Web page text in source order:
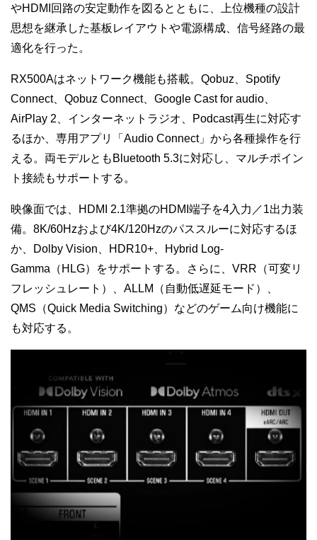
やHDMI回路の安定動作を図るとともに、上位機種の設計
思想を継承した基板レイアウトや電源構成、信号経路の最
適化を行った。
RX500Aはネットワーク機能も搭載。Qobuz、Spotify
Connect、Qobuz Connect、Google Cast for audio、
AirPlay 2、インターネットラジオ、Podcast再生に対応す
るほか、専用アプリ「Audio Connect」から各種操作を行
える。両モデルともBluetooth 5.3に対応し、マルチポイン
ト接続もサポートする。
映像面では、HDMI 2.1準拠のHDMI端子を4入力／1出力装
備。8K/60Hzおよび4K/120Hzのパススルーに対応するほ
か、Dolby Vision、HDR10+、Hybrid Log-
Gamma（HLG）をサポートする。さらに、VRR（可変リ
フレッシュレート）、ALLM（自動低遅延モード）、
QMS（Quick Media Switching）などのゲーム向け機能に
も対応する。